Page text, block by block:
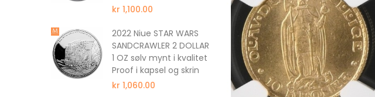
kr 1,100.00
2022 Niue STAR WARS
SANDCRAWLER 2 DOLLAR
1 OZ sølv mynt i kvalitet
Proof i kapsel og skrin
kr 1,060.00
2022 USA Uranus The
Solar System 1 DOLLAR 1
OZ sølv mynt i kvalitet
Proof i kapsel
kr 1,100.00